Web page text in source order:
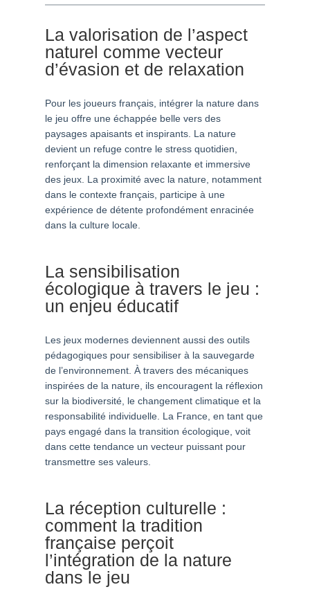
La valorisation de l’aspect
naturel comme vecteur
d’évasion et de relaxation
Pour les joueurs français, intégrer la nature dans
le jeu offre une échappée belle vers des
paysages apaisants et inspirants. La nature
devient un refuge contre le stress quotidien,
renforçant la dimension relaxante et immersive
des jeux. La proximité avec la nature, notamment
dans le contexte français, participe à une
expérience de détente profondément enracinée
dans la culture locale.
La sensibilisation
écologique à travers le jeu :
un enjeu éducatif
Les jeux modernes deviennent aussi des outils
pédagogiques pour sensibiliser à la sauvegarde
de l’environnement. À travers des mécaniques
inspirées de la nature, ils encouragent la réflexion
sur la biodiversité, le changement climatique et la
responsabilité individuelle. La France, en tant que
pays engagé dans la transition écologique, voit
dans cette tendance un vecteur puissant pour
transmettre ses valeurs.
La réception culturelle :
comment la tradition
française perçoit
l’intégration de la nature
dans le jeu